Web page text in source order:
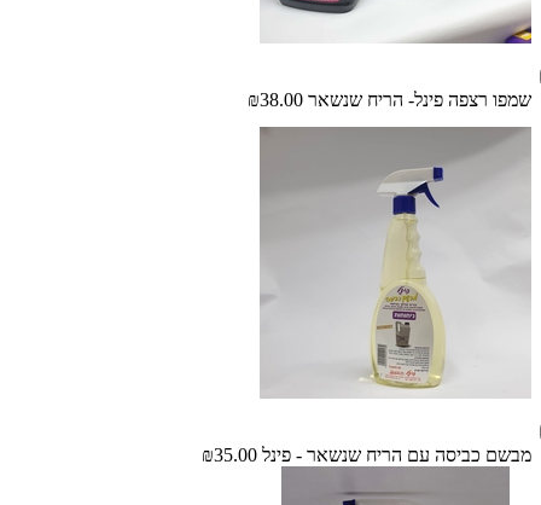
שמפו רצפה פינל- הריח שנשאר ₪38.00
מבשם כביסה עם הריח שנשאר - פינל ₪35.00